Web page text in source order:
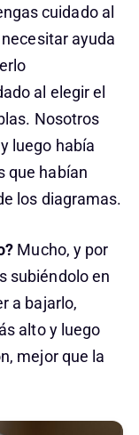
cuidado al
ayuda
al elegir el
Nosotros
luego había
que habían
los diagramas.
Mucho, y por
subiéndolo en
a bajarlo,
alto y luego
mejor que la